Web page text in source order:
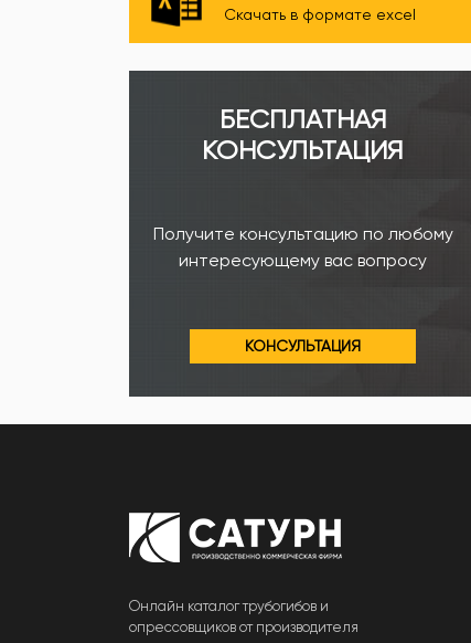
Скачать в формате excel
БЕСПЛАТНАЯ
КОНСУЛЬТАЦИЯ
Получите консультацию по любому
интересующему вас вопросу
КОНСУЛЬТАЦИЯ
Онлайн каталог трубогибов и
опрессовщиков от производителя